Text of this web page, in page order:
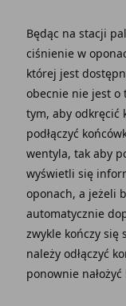
Będąc na stacji
ciśnienie w
której jest
obecnie nie jest o
tym, aby odkręcić
podłączyć
wentyla, tak aby
wyświetli się
oponach, a jeżeli
automatycznie
zwykle kończy się
należy odłączyć
ponownie